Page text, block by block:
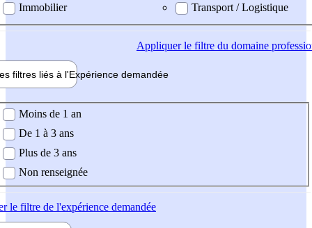
Immobilier
Transport / Logistique
Appliquerle filtre du domaine
filtres liés à l'Expérience demandée
demandée
Moins de 1 an
De 1 à 3 ans
Plus de 3 ans
Non renseignée
le filtre de l'expérience demandée